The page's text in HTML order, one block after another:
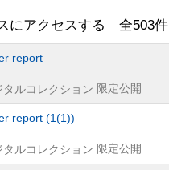
にアクセスする 全503件
report
タルコレクション 限定公開
report (1(1))
タルコレクション 限定公開